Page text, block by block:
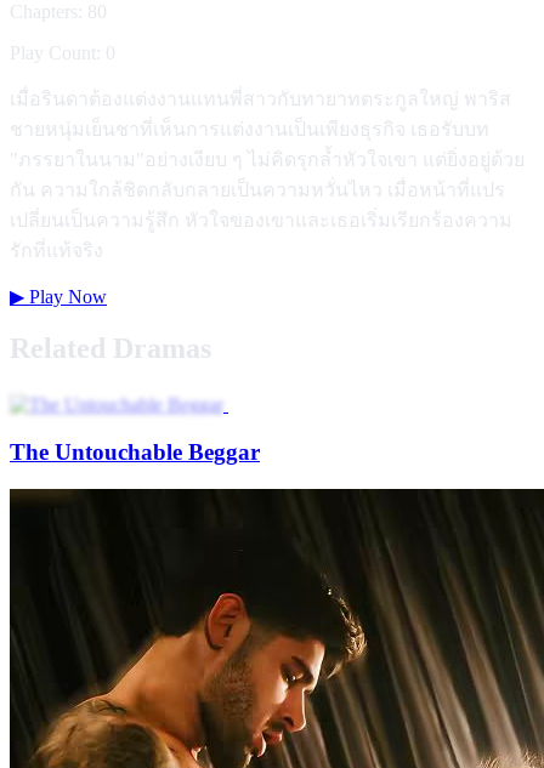
Chapters: 80
Play Count: 0
เมื่อรินดาต้องแต่งงานแทนพี่สาวกับทายาทตระกูลใหญ่ พาริส
ชายหนุ่มเย็นชาที่เห็นการแต่งงานเป็นเพียงธุรกิจ เธอรับบท
"ภรรยาในนาม"อย่างเงียบ ๆ ไม่คิดรุกล้ำหัวใจเขา แต่ยิ่งอยู่ด้วย
กัน ความใกล้ชิดกลับกลายเป็นความหวั่นไหว เมื่อหน้าที่แปร
เปลี่ยนเป็นความรู้สึก หัวใจของเขาและเธอเริ่มเรียกร้องความ
รักที่แท้จริง
▶ Play Now
Related Dramas